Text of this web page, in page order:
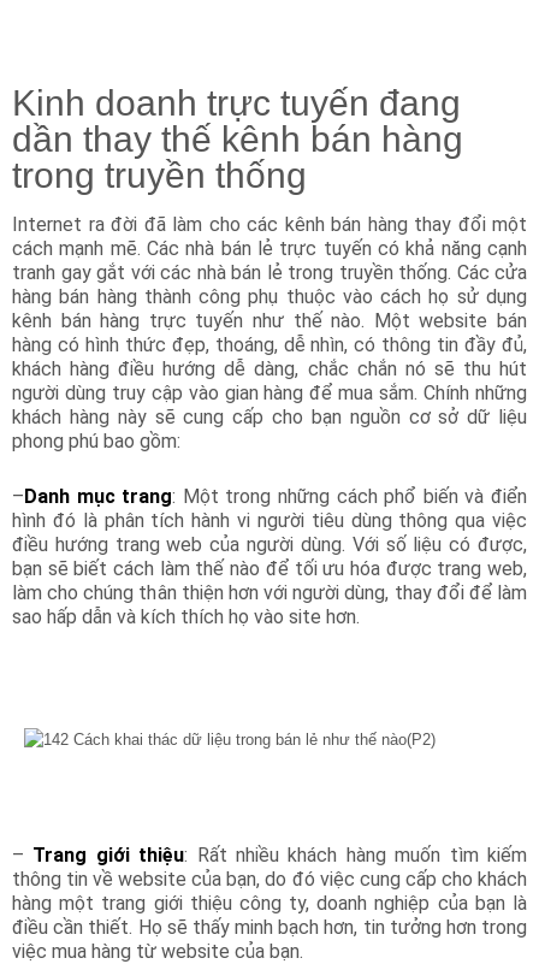
Kinh doanh trực tuyến đang
dần thay thế kênh bán hàng
trong truyền thống
Internet ra đời đã làm cho các kênh bán hàng thay đổi một
cách mạnh mẽ. Các nhà bán lẻ trực tuyến có khả năng cạnh
tranh gay gắt với các nhà bán lẻ trong truyền thống. Các cửa
hàng bán hàng thành công phụ thuộc vào cách họ sử dụng
kênh bán hàng trực tuyến như thế nào. Một website bán
hàng có hình thức đẹp, thoáng, dễ nhìn, có thông tin đầy đủ,
khách hàng điều hướng dễ dàng, chắc chắn nó sẽ thu hút
người dùng truy cập vào gian hàng để mua sắm. Chính những
khách hàng này sẽ cung cấp cho bạn nguồn cơ sở dữ liệu
phong phú bao gồm:
–Danh mục trang: Một trong những cách phổ biến và điển
hình đó là phân tích hành vi người tiêu dùng thông qua việc
điều hướng trang web của người dùng. Với số liệu có được,
bạn sẽ biết cách làm thế nào để tối ưu hóa được trang web,
làm cho chúng thân thiện hơn với người dùng, thay đổi để làm
sao hấp dẫn và kích thích họ vào site hơn.
– Trang giới thiệu: Rất nhiều khách hàng muốn tìm kiếm
thông tin về website của bạn, do đó việc cung cấp cho khách
hàng một trang giới thiệu công ty, doanh nghiệp của bạn là
điều cần thiết. Họ sẽ thấy minh bạch hơn, tin tưởng hơn trong
việc mua hàng từ website của bạn.